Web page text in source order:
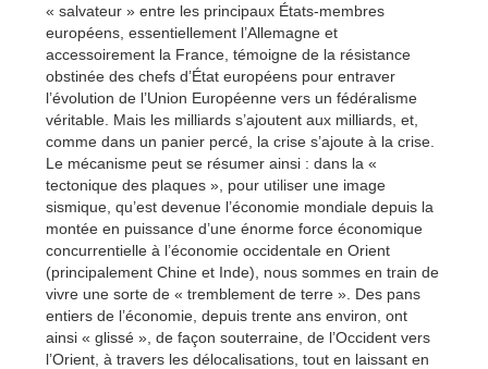
« salvateur » entre les principaux États-membres
européens, essentiellement l’Allemagne et
accessoirement la France, témoigne de la résistance
obstinée des chefs d’État européens pour entraver
l’évolution de l’Union Européenne vers un fédéralisme
véritable. Mais les milliards s’ajoutent aux milliards, et,
comme dans un panier percé, la crise s’ajoute à la crise.
Le mécanisme peut se résumer ainsi : dans la «
tectonique des plaques », pour utiliser une image
sismique, qu’est devenue l’économie mondiale depuis la
montée en puissance d’une énorme force économique
concurrentielle à l’économie occidentale en Orient
(principalement Chine et Inde), nous sommes en train de
vivre une sorte de « tremblement de terre ». Des pans
entiers de l’économie, depuis trente ans environ, ont
ainsi « glissé », de façon souterraine, de l’Occident vers
l’Orient, à travers les délocalisations, tout en laissant en